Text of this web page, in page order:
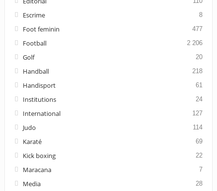
Escrime 8
Foot feminin 477
Football 2 206
Golf 20
Handball 218
Handisport 61
Institutions 24
International 127
Judo 114
Karaté 69
Kick boxing 22
Maracana 7
Media 28